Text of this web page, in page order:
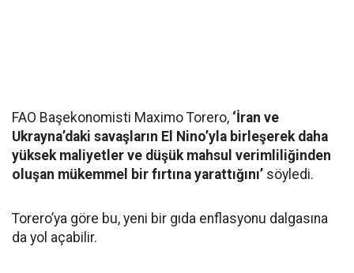
FAO Başekonomisti Maximo Torero, ‘İran ve
Ukrayna’daki savaşların El Nino’yla birleşerek daha
yüksek maliyetler ve düşük mahsul verimliliğinden
oluşan mükemmel bir fırtına yarattığını’ söyledi.
Torero’ya göre bu, yeni bir gıda enflasyonu dalgasına
da yol açabilir.